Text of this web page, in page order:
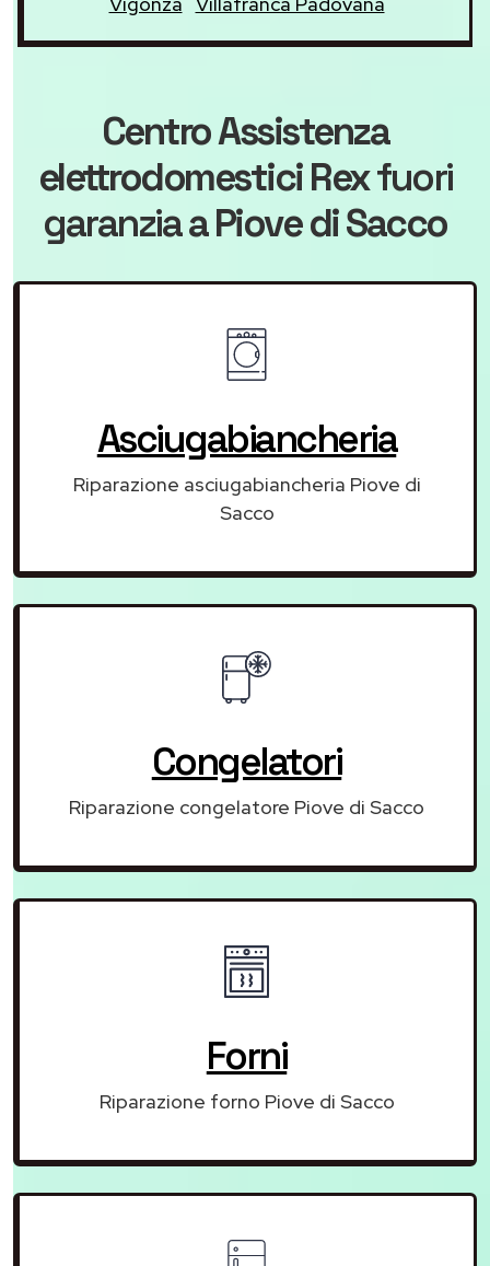
Centro Assistenza
elettrodomestici Rexfuori
garanziaa Piove di Sacco
Asciugabiancheria
Riparazione asciugabiancheria Piove di
Sacco
Congelatori
Riparazione congelatore Piove di Sacco
Forni
Riparazione forno Piove di Sacco